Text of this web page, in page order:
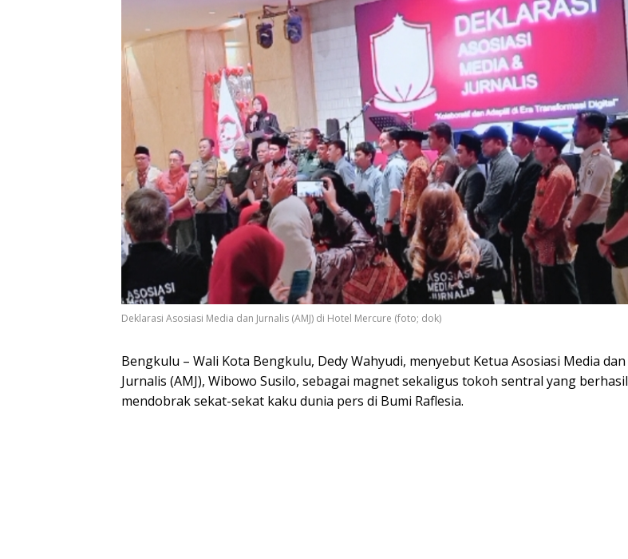
Deklarasi Asosiasi Media dan Jurnalis (AMJ) di Hotel Mercure (foto; dok)
Bengkulu – Wali Kota Bengkulu, Dedy Wahyudi, menyebut Ketua Asosiasi Media dan
Jurnalis (AMJ), Wibowo Susilo, sebagai magnet sekaligus tokoh sentral yang berhasil
mendobrak sekat-sekat kaku dunia pers di Bumi Raflesia.